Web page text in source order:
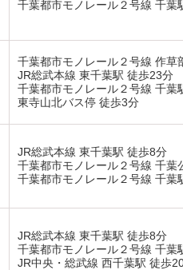
千葉都市モノレール２号線 千葉
千葉都市モノレール２号線 作草
JR総武本線 東千葉駅 徒歩23分
千葉都市モノレール２号線 千葉
東寺山北バス停 徒歩3分
JR総武本線 東千葉駅 徒歩8分
千葉都市モノレール２号線 千葉
千葉都市モノレール２号線 千葉
JR総武本線 東千葉駅 徒歩8分
千葉都市モノレール２号線 千葉
JR中央・総武線 西千葉駅 徒歩